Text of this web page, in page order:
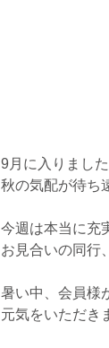
9月に入りまし
秋の気配が待ち
今週は本当に充
お見合いの同行
暑い中、会員様
元気をいただき